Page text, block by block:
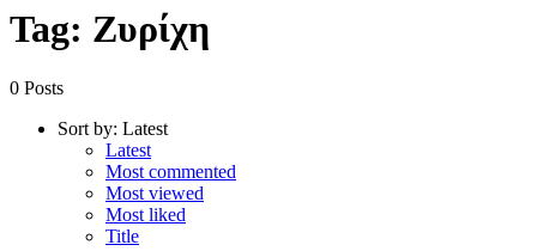
Tag: Ζυρίχη
0 Posts
Sort by: Latest
Latest
Most commented
Most viewed
Most liked
Title